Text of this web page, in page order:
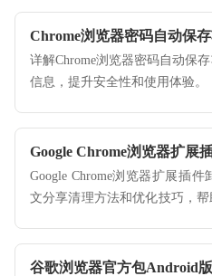
Chrome浏览器密码自动保
详解Chrome浏览器密码自动保
信息，提升安全性和使用体验。
Google Chrome浏览器扩展
Google Chrome浏览器扩展插
文分享清理方法和优化技巧，帮
谷歌浏览器官方包Android